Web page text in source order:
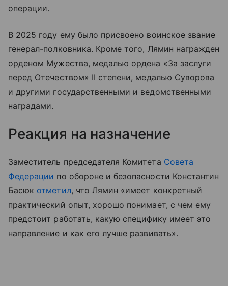
операции.
В 2025 году ему было присвоено воинское звание
генерал-полковника. Кроме того, Лямин награжден
орденом Мужества, медалью ордена «За заслуги
перед Отечеством» II степени, медалью Суворова
и другими государственными и ведомственными
наградами.
Реакция на назначение
Заместитель председателя Комитета Совета
Федерации по обороне и безопасности Константин
Басюк отметил, что Лямин «имеет конкретный
практический опыт, хорошо понимает, с чем ему
предстоит работать, какую специфику имеет это
направление и как его лучше развивать».